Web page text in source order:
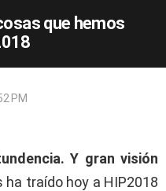
que hemos
PM
Y gran visión
ha traído hoy a HIP2018